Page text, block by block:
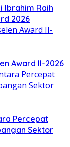
Ibrahim Raih
2026
Award II-2026
Percepat
Sektor